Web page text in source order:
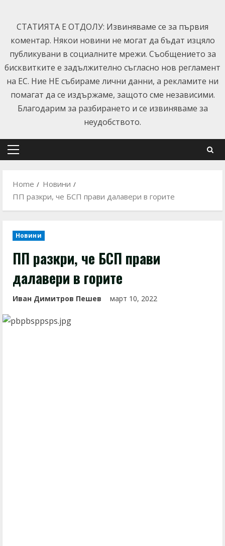
content
СТАТИЯТА Е ОТДОЛУ: Извиняваме се за първия
коментар. Някои новини не могат да бъдат изцяло
публикувани в социалните мрежи. Съобщението за
бисквитките е задължително съгласно нов регламент
на ЕС. Ние НЕ събираме лични данни, а рекламите ни
помагат да се издържаме, защото сме независими.
Благодарим за разбирането и се извиняваме за
неудобството.
Primary
Home
Новини
ПП разкри, че БСП прави далавери в горите
Новини
ПП разкри, че БСП прави
далавери в горите
Иван Димитров Пешев март 10, 2022